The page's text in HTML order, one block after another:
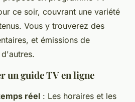
ce soir, couvrant une variété
Vous y trouverez des
et émissions de
un guide TV en ligne
réel : Les horaires et les